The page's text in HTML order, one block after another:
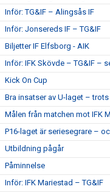
Inför: TG&IF – Alingsås IF
Inför: Jonsereds IF – TG&IF
Biljetter IF Elfsborg - AIK
Inför: IFK Skövde – TG&IF –
Kick On Cup
Bra insatser av U-laget –
Målen från matchen mot IFK
P16-laget är seriesegrare –
Utbildning pågår
Påminnelse
Inför: IFK Mariestad – TG&IF